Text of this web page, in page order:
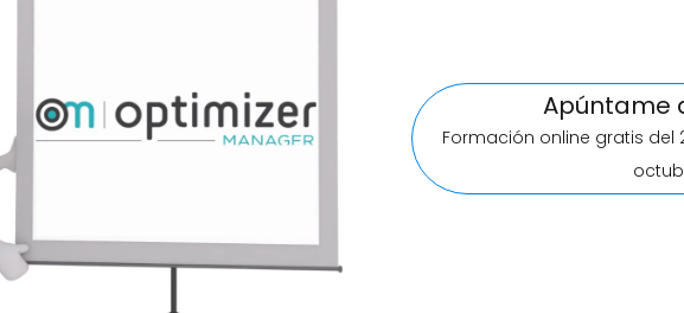
Apúntame
Formación online gratis del